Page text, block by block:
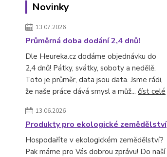
Novinky
13.07.2026
Průměrná doba dodání 2,4 dnů!
Dle Heureka.cz dodáme objednávku do
2,4 dnů! Pátky, svátky, soboty a nedělě.
Toto je průměr, data jsou data. Jsme rádi,
že naše práce dává smysl a můž... číst celé
13.06.2026
Produkty pro ekologické zemědělství
Hospodaříte v ekologickém zemědělství?
Pak máme pro Vás dobrou zprávu! Do naší